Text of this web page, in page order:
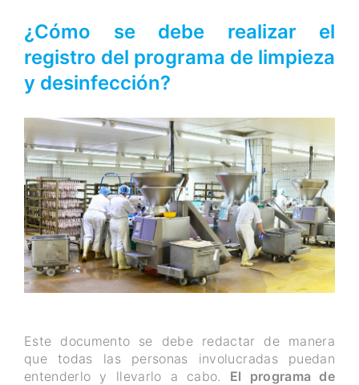
¿Cómo se debe realizar el
registro del programa de limpieza
y desinfección?
Este documento se debe redactar de manera
que todas las personas involucradas puedan
entenderlo y llevarlo a cabo. El programa de